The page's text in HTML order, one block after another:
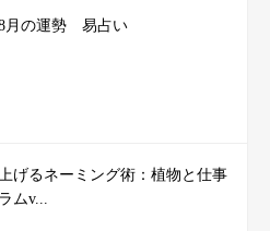
月の運勢 易占い
げるネーミング術：植物と仕事
ムv...